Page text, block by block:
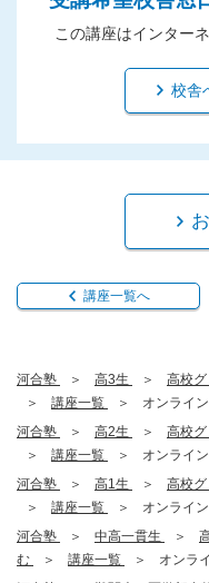
この講座はインター
校舎
講座一覧へ
河合塾 高3生 高校
講座一覧
オンライ
河合塾
高2生 高校
講座一覧
オンライ
河合塾
高1生 高校
講座一覧
オンライ
河合塾
中高一貫生
む
講座一覧
オンラ